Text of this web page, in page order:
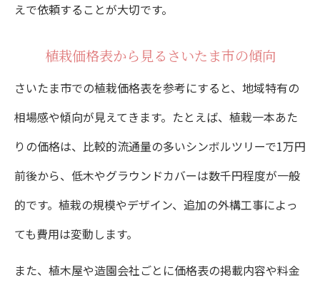
け
自分で植えるかプロ依頼か費用面で比較
さいたま市植栽は自作とプロ依頼どちらが
得か
植木職人依頼時の費用相場を徹底比較
木を植えてもらう費用と自分でのコスト差
自分で植える場合の注意点と必要な準備
えで依頼することが大切です。
植栽価格表から見るさいたま市の傾向
さいたま市での植栽価格表を参考にすると、地域特有の
相場感や傾向が見えてきます。たとえば、植栽一本あた
りの価格は、比較的流通量の多いシンボルツリーで1万円
前後から、低木やグラウンドカバーは数千円程度が一般
的です。植栽の規模やデザイン、追加の外構工事によっ
ても費用は変動します。
また、植木屋や造園会社ごとに価格表の掲載内容や料金